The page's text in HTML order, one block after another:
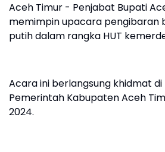
Aceh Timur - Penjabat Bupati
memimpin upacara pengibaran
putih dalam rangka HUT
Acara ini berlangsung khidmat
Pemerintah Kabupaten Aceh
2024.